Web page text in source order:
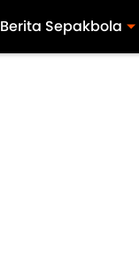
Berita Sepakbola